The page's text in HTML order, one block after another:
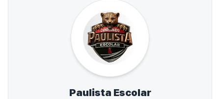
Paulista Escolar